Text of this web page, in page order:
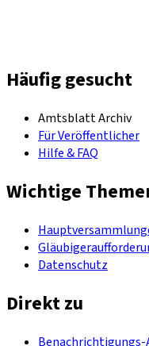
Häufig gesucht
Amtsblatt Archiv
Für Veröffentlicher
Hilfe & FAQ
Wichtige
Datenschutz
Direkt zu
Benachrichtigungs-